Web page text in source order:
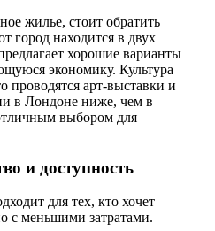
жилье, стоит обратить
город находится в двух
хорошие варианты
экономику. Культура
проводятся арт-выставки и
в Лондоне ниже, чем в
выбором для
и доступность
для тех, кто хочет
с меньшими затратами.